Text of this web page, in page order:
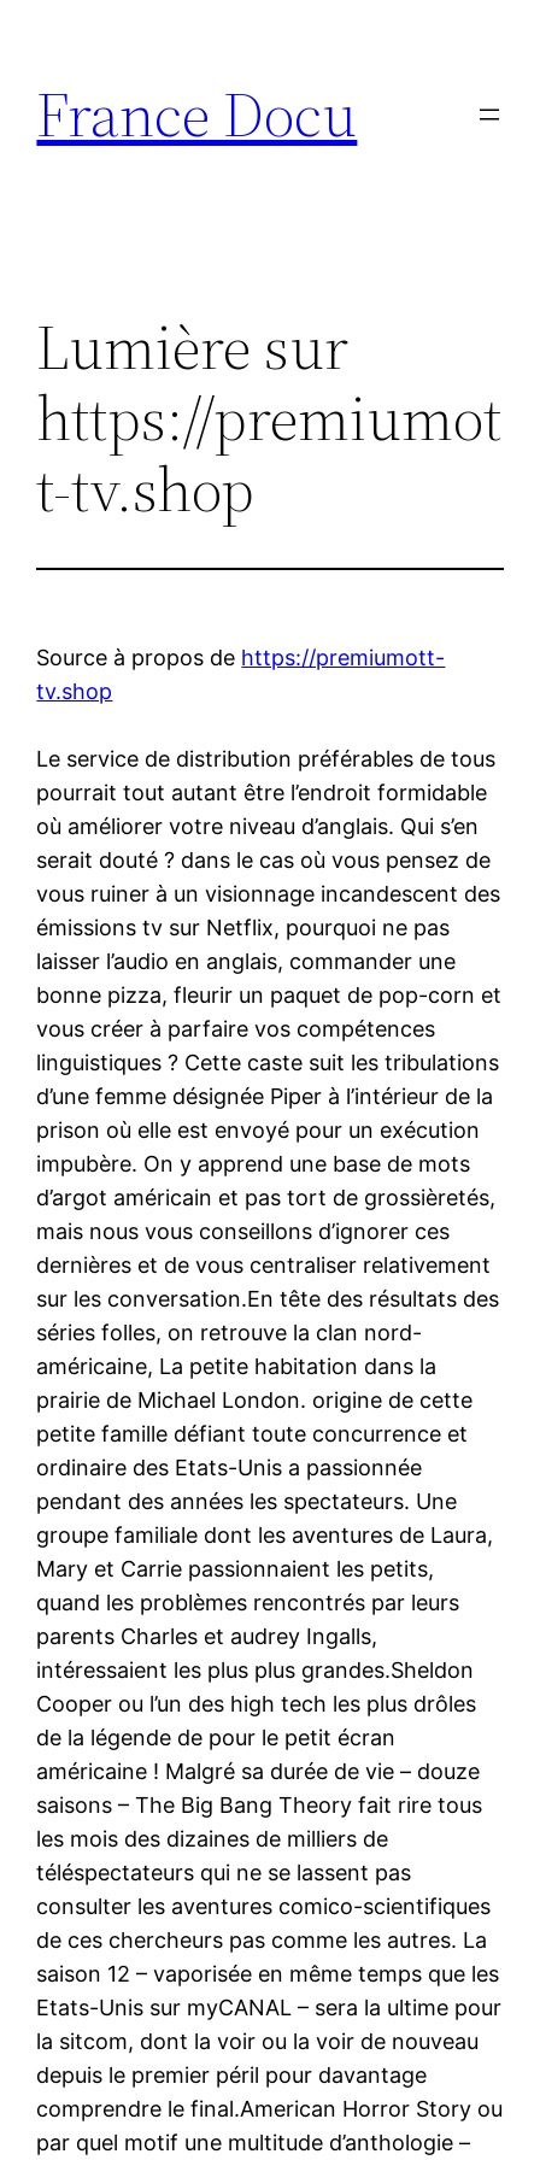
contenu
France Docu
Lumière sur
https://premiumot
t-tv.shop
Source à propos de https://premiumott-
tv.shop
Le service de distribution préférables de tous
pourrait tout autant être l’endroit formidable
où améliorer votre niveau d’anglais. Qui s’en
serait douté ? dans le cas où vous pensez de
vous ruiner à un visionnage incandescent des
émissions tv sur Netflix, pourquoi ne pas
laisser l’audio en anglais, commander une
bonne pizza, fleurir un paquet de pop-corn et
vous créer à parfaire vos compétences
linguistiques ? Cette caste suit les tribulations
d’une femme désignée Piper à l’intérieur de la
prison où elle est envoyé pour un exécution
impubère. On y apprend une base de mots
d’argot américain et pas tort de grossièretés,
mais nous vous conseillons d’ignorer ces
dernières et de vous centraliser relativement
sur les conversation.En tête des résultats des
séries folles, on retrouve la clan nord-
américaine, La petite habitation dans la
prairie de Michael London. origine de cette
petite famille défiant toute concurrence et
ordinaire des Etats-Unis a passionnée
pendant des années les spectateurs. Une
groupe familiale dont les aventures de Laura,
Mary et Carrie passionnaient les petits,
quand les problèmes rencontrés par leurs
parents Charles et audrey Ingalls,
intéressaient les plus plus grandes.Sheldon
Cooper ou l’un des high tech les plus drôles
de la légende de pour le petit écran
américaine ! Malgré sa durée de vie – douze
saisons – The Big Bang Theory fait rire tous
les mois des dizaines de milliers de
téléspectateurs qui ne se lassent pas
consulter les aventures comico-scientifiques
de ces chercheurs pas comme les autres. La
saison 12 – vaporisée en même temps que les
Etats-Unis sur myCANAL – sera la ultime pour
la sitcom, dont la voir ou la voir de nouveau
depuis le premier péril pour davantage
comprendre le final.American Horror Story ou
par quel motif une multitude d’anthologie –